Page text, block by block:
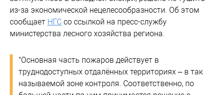
из-за экономической нецелесообразности. Об этом
сообщает НГС со ссылкой на пресс-службу
министерства лесного хозяйства региона.
"Основная часть пожаров действует в
труднодоступных отдалённых территориях – в так
называемой зоне контроля. Соответственно, по